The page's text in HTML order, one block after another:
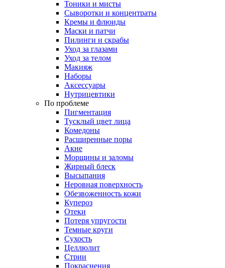
Тоники и мисты
Сыворотки и концентраты
Кремы и флюиды
Маски и патчи
Пилинги и скрабы
Уход за глазами
Уход за телом
Макияж
Наборы
Аксессуары
Нутрицевтики
По проблеме
Пигментация
Тусклый цвет лица
Комедоны
Расширенные поры
Акне
Морщины и заломы
Жирный блеск
Высыпания
Неровная поверхность
Обезвоженность кожи
Купероз
Отеки
Потеря упругости
Темные круги
Сухость
Целлюлит
Стрии
Покраснения